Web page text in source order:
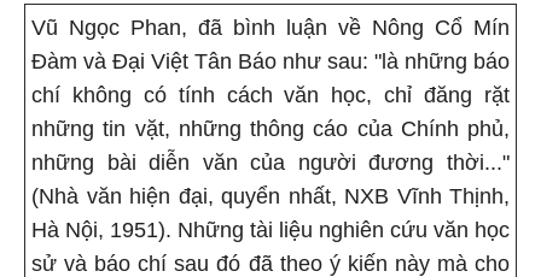
Vũ Ngọc Phan, đã bình luận về Nông Cổ Mín
Đàm và Đại Việt Tân Báo như sau: "là những báo
chí không có tính cách văn học, chỉ đăng rặt
những tin vặt, những thông cáo của Chính phủ,
những bài diễn văn của người đương thời..."
(Nhà văn hiện đại, quyển nhất, NXB Vĩnh Thịnh,
Hà Nội, 1951). Những tài liệu nghiên cứu văn học
sử và báo chí sau đó đã theo ý kiến này mà cho